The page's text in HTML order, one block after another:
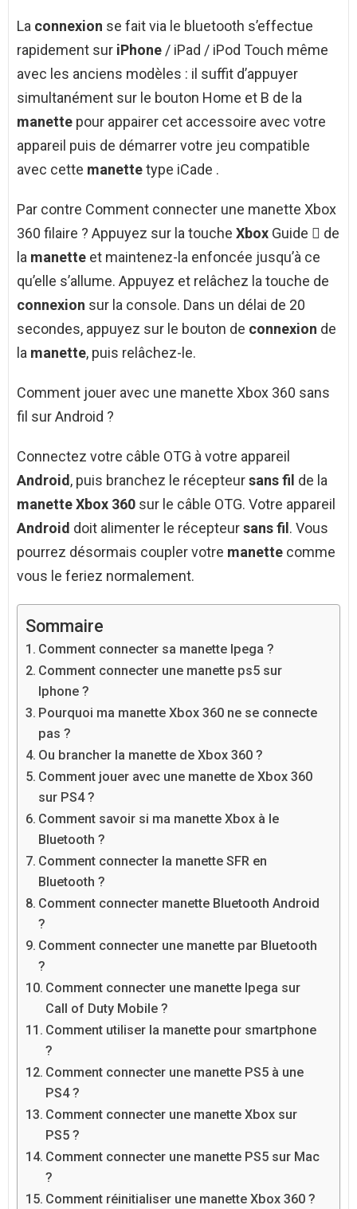
La connexion se fait via le bluetooth s’effectue
rapidement sur iPhone / iPad / iPod Touch même
avec les anciens modèles : il suffit d’appuyer
simultanément sur le bouton Home et B de la
manette pour appairer cet accessoire avec votre
appareil puis de démarrer votre jeu compatible
avec cette manettetype iCade .
Par contre Comment connecter une manette Xbox
360 filaire ? Appuyez sur la touche Xbox Guide  de
la manette et maintenez-la enfoncée jusqu’à ce
qu’elle s’allume. Appuyez et relâchez la touche de
connexion sur la console. Dans un délai de 20
secondes, appuyez sur le bouton de connexion de
la manette, puis relâchez-le.
Comment jouer avec une manette Xbox 360 sans
fil sur Android ?
Connectez votre câble OTG à votre appareil
Android, puis branchez le récepteursans fil de la
manette Xbox 360 sur le câble OTG. Votre appareil
Android doit alimenter le récepteursans fil. Vous
pourrez désormais coupler votre manette comme
vous le feriez normalement.
Sommaire
Comment connecter sa manette Ipega ?
Comment connecter une manette ps5 sur
Iphone ?
Pourquoi ma manette Xbox 360 ne se connecte
pas ?
Ou brancher la manette de Xbox 360 ?
Comment jouer avec une manette de Xbox 360
sur PS4 ?
Comment savoir si ma manette Xbox à le
Bluetooth ?
Comment connecter la manette SFR en
Bluetooth ?
Comment connecter manette Bluetooth Android
?
Comment connecter une manette par Bluetooth
?
Comment connecter une manette Ipega sur
Call of Duty Mobile ?
Comment utiliser la manette pour smartphone
?
Comment connecter une manette PS5 à une
PS4 ?
Comment connecter une manette Xbox sur
PS5 ?
Comment connecter une manette PS5 sur Mac
?
Comment réinitialiser une manette Xbox 360 ?